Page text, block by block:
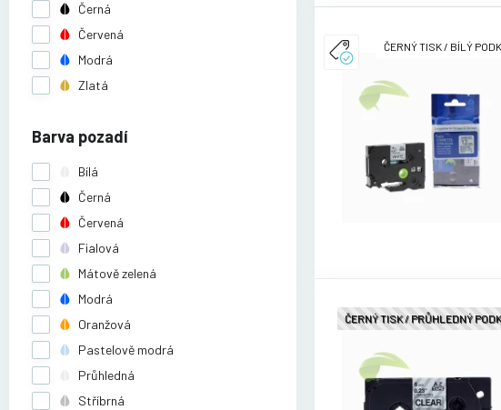
Černá
Červená
Modrá
Zlatá
Barva pozadí
Bílá
Černá
Červená
Fialová
Mátově zelená
Modrá
Oranžová
Pastelově modrá
Průhledná
Stříbrná
ČERNÝ TISK / BÍLÝ
ČERNÝ TISK / PRŮHLEDNÝ